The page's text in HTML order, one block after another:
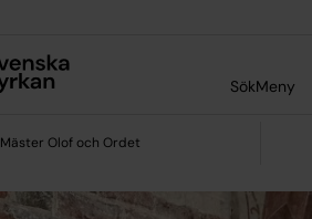
SökMeny
Mäster Olof och Ordet